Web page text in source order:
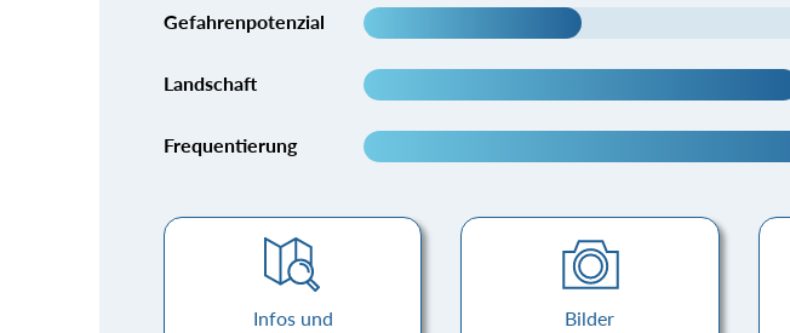
Gefahrenpotenzial
Landschaft
Frequentierung
Infos und
Bilder